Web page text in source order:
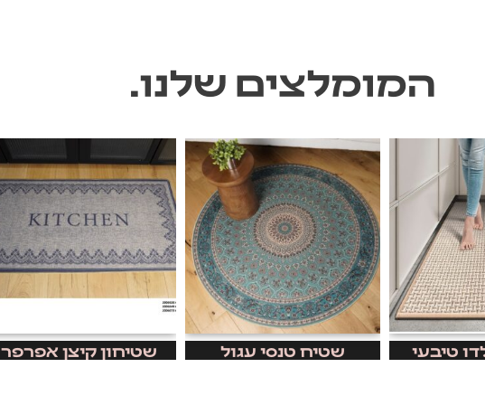
המומלצים שלנו.
טיבעי שטיח טנסי עגול שטיחון קיצן אפרפר